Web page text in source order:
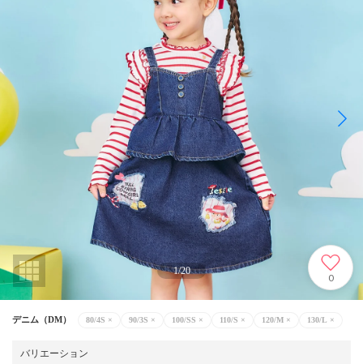
1/20
0
デニム（DM） 80/4S × 90/3S × 100/SS × 110/S × 120/M × 130/L ×
バリエーション